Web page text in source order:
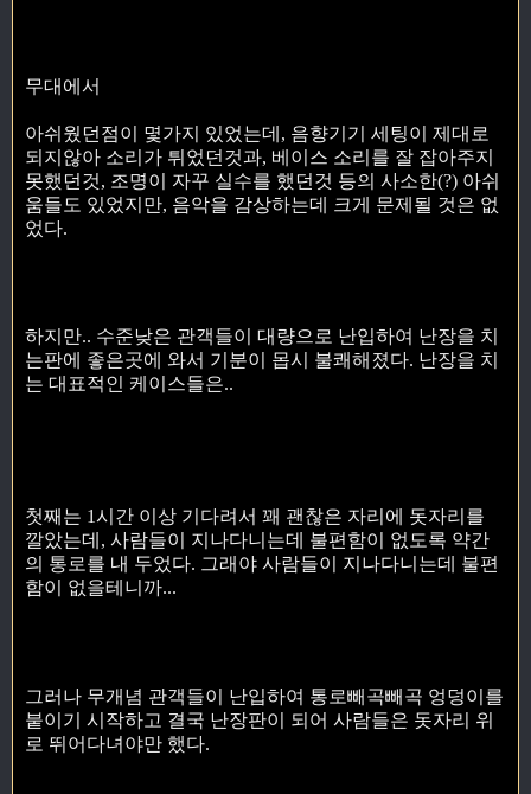
무대에서
아쉬웠던점이 몇가지 있었는데, 음향기기 세팅이 제대로
되지않아 소리가 튀었던것과, 베이스 소리를 잘 잡아주지
못했던것, 조명이 자꾸 실수를 했던것 등의 사소한(?) 아쉬
움들도 있었지만, 음악을 감상하는데 크게 문제될 것은 없
었다.
하지만.. 수준낮은 관객들이 대량으로 난입하여 난장을 치
는판에 좋은곳에 와서 기분이 몹시 불쾌해졌다. 난장을 치
는 대표적인 케이스들은..
첫째는 1시간 이상 기다려서 꽤 괜찮은 자리에 돗자리를
깔았는데, 사람들이 지나다니는데 불편함이 없도록 약간
의 통로를 내 두었다. 그래야 사람들이 지나다니는데 불편
함이 없을테니까...
그러나 무개념 관객들이 난입하여 통로빼곡빼곡 엉덩이를
붙이기 시작하고 결국 난장판이 되어 사람들은 돗자리 위
로 뛰어다녀야만 했다.